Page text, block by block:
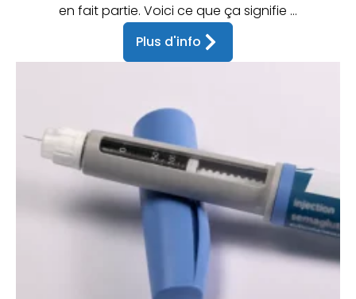
en fait partie. Voici ce que ça signifie ...
Plus d'info